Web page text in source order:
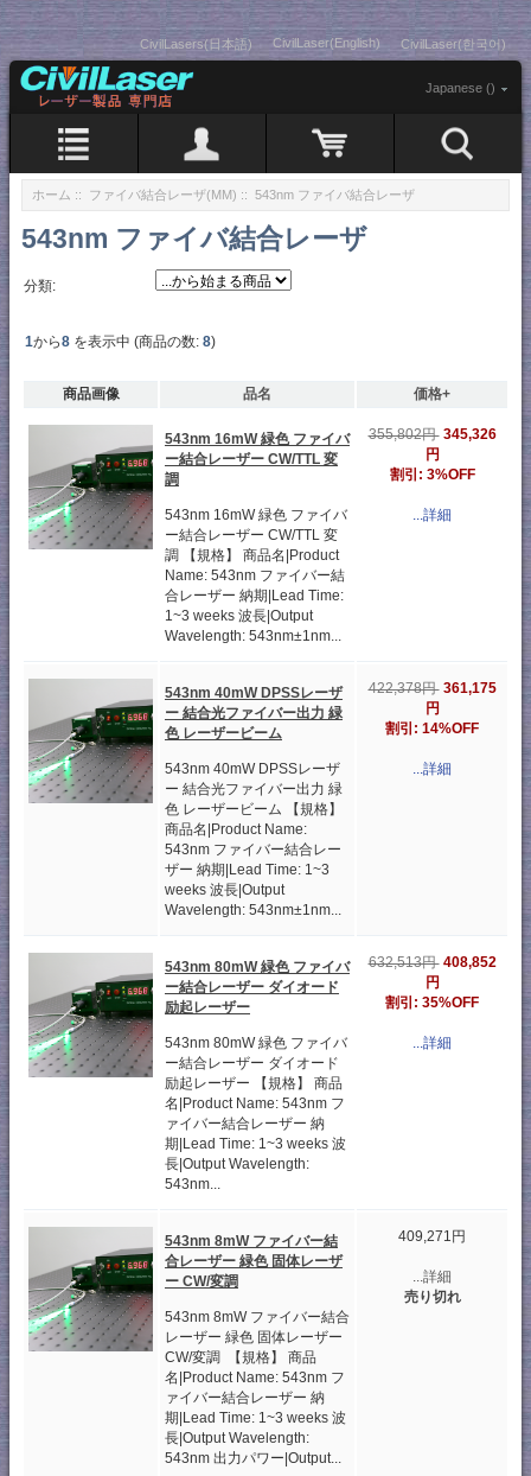
CivilLasers(日本語) CivilLaser(English) CivilLaser(한국어)
Japanese ()
ホーム :: ファイバ結合レーザ(MM) :: 543nm ファイバ結合レーザ
543nm ファイバ結合レーザ
分類:
1から8 を表示中 (商品の数: 8)
商品画像 品名 価格+
543nm 16mW 緑色 ファイバ
ー結合レーザー CW/TTL 変
調
543nm 16mW 緑色 ファイバ
ー結合レーザー CW/TTL 変
調 【規格】 商品名|Product
Name: 543nm ファイバー結
合レーザー 納期|Lead Time:
1~3 weeks 波長|Output
Wavelength: 543nm±1nm...
355,802円 345,326
円
割引: 3%OFF
...詳細
543nm 40mW DPSSレーザ
ー 結合光ファイバー出力 緑
色 レーザービーム
543nm 40mW DPSSレーザ
ー 結合光ファイバー出力 緑
色 レーザービーム 【規格】
商品名|Product Name:
543nm ファイバー結合レー
ザー 納期|Lead Time: 1~3
weeks 波長|Output
Wavelength: 543nm±1nm...
422,378円 361,175
円
割引: 14%OFF
...詳細
543nm 80mW 緑色 ファイバ
ー結合レーザー ダイオード
励起レーザー
543nm 80mW 緑色 ファイバ
ー結合レーザー ダイオード
励起レーザー 【規格】 商品
名|Product Name: 543nm フ
ァイバー結合レーザー 納
期|Lead Time: 1~3 weeks 波
長|Output Wavelength:
543nm...
632,513円 408,852
円
割引: 35%OFF
...詳細
543nm 8mW ファイバー結
合レーザー 緑色 固体レーザ
ー CW/変調
543nm 8mW ファイバー結合
レーザー 緑色 固体レーザー
CW/変調 【規格】 商品
名|Product Name: 543nm フ
ァイバー結合レーザー 納
期|Lead Time: 1~3 weeks 波
長|Output Wavelength:
543nm 出力パワー|Output...
409,271円
...詳細
売り切れ